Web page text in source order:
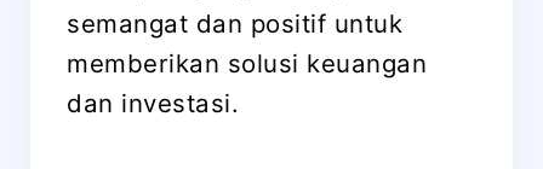
semangat dan positif untuk
memberikan solusi keuangan
dan investasi.